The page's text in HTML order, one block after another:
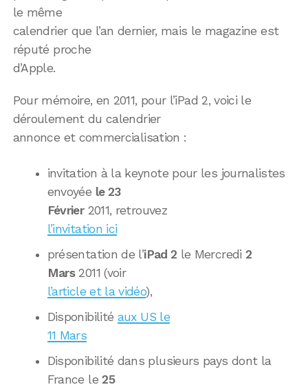
le même
calendrier que l’an dernier, mais le magazine est
réputé proche
d’Apple.
Pour mémoire, en 2011, pour l’iPad 2, voici le
déroulement du calendrier
annonce et commercialisation :
invitation à la keynote pour les journalistes
envoyée le 23
Février2011, retrouvez
l’invitation ici
présentation de l’iPad 2 le Mercredi 2
Mars2011 (voir
l’article et la vidéo),
Disponibilité aux US le
11 Mars
Disponibilité dans plusieurs pays dont la
France le25